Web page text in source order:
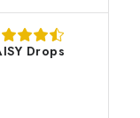
Drops